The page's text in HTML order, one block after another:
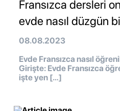
Fransızca dersleri
evde nasıl düzgün
08.08.2023
Evde Fransızca nasıl
Girişte: Evde Fransızca
işte yen […]